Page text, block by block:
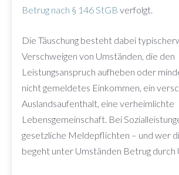
Betrug nach § 146 StGB verfolgt.
Die Täuschung besteht dabei
Verschweigen von Umständen, die den
Leistungsanspruch aufheben oder
nicht gemeldetes Einkommen, ein
Auslandsaufenthalt, eine verheimlichte
Lebensgemeinschaft. Bei
gesetzliche Meldepflichten – und wer
begeht unter Umständen Betrug durch